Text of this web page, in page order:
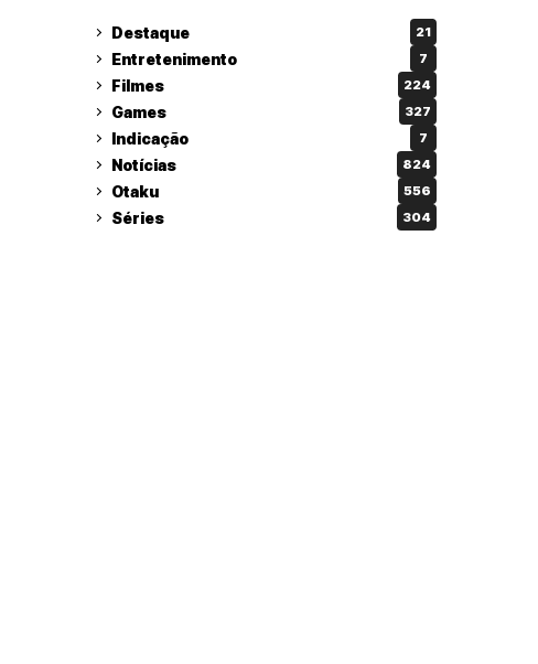
Destaque 21
Entretenimento 7
Filmes 224
Games 327
Indicação 7
Notícias 824
Otaku 556
Séries 304